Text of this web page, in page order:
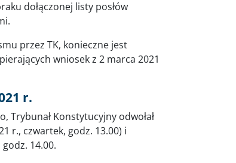
dołączonej listy posłów
przez TK, konieczne jest
wniosek z 2 marca 2021
r.
Trybunał Konstytucyjny odwołał
r., czwartek, godz. 13.00) i
14.00.